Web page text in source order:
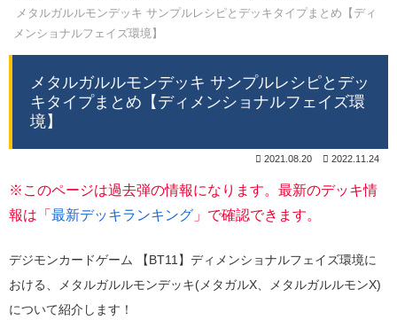
メタルガルルモンデッキ サンプルレシピとデッキタイプまとめ【ディ
メンショナルフェイズ環境】
メタルガルルモンデッキ サンプルレシピとデッ
キタイプまとめ【ディメンショナルフェイズ環
境】
2021.08.20 2022.11.24
※このページは過去弾の情報になります。最新のデッキ情
報は「 最新デッキランキング 」で確認できます。
デジモンカードゲーム 【BT11】ディメンショナルフェイズ環境に
おける、メタルガルルモンデッキ(メタガルX、メタルガルルモンX)
について紹介します！